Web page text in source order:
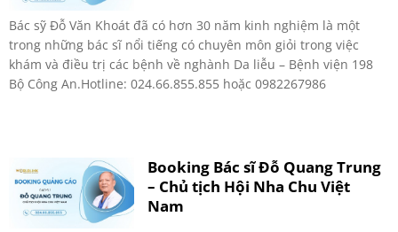
Bác sỹ Đỗ Văn Khoát đã có hơn 30 năm kinh nghiệm là một
trong những bác sĩ nổi tiếng có chuyên môn giỏi trong việc
khám và điều trị các bệnh về nghành Da liễu – Bệnh viện 198
Bộ Công An.Hotline: 024.66.855.855 hoặc 0982267986
Booking Bác sĩ Đỗ Quang Trung
– Chủ tịch Hội Nha Chu Việt
Nam